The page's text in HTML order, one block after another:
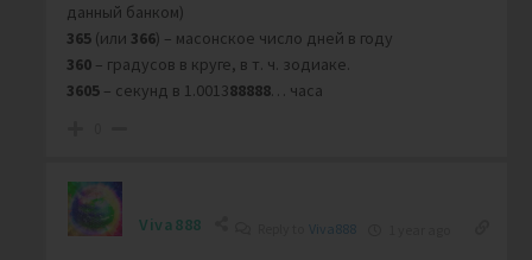
данный банком)
365 (или 366) – масонское число дней в году
360 – градусов в круге, в т. ч. зодиаке.
3605 – секунд в 1.001388888… часа
Viva888 Viva888